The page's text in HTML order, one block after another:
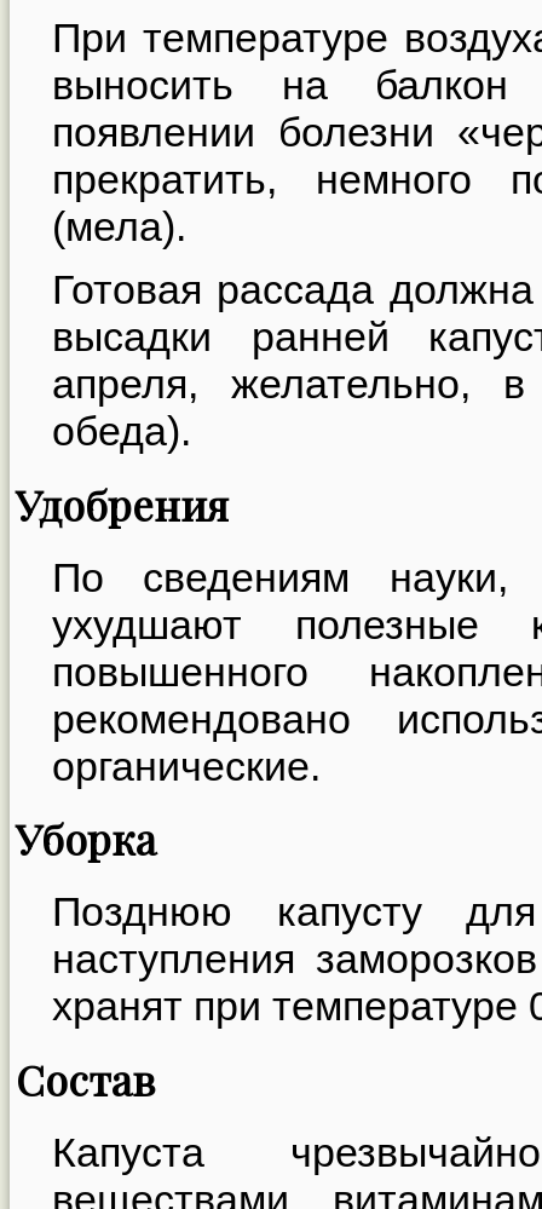
При температуре
выносить на
появлении болезни
прекратить, немного
(мела).
Готовая рассада
высадки ранней
апреля, желательно,
обеда).
Удобрения
По сведениям науки,
ухудшают полезные
повышенного
рекомендовано
органические.
Уборка
Позднюю капусту
наступления
хранят при температуре
Состав
Капуста
веществами,